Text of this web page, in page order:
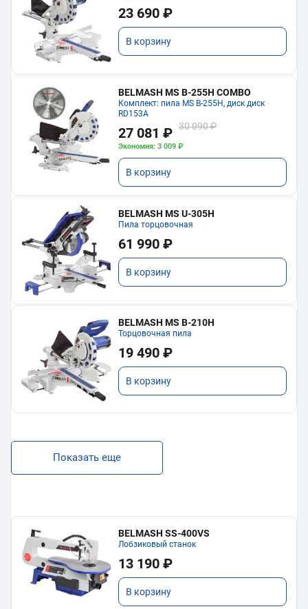
23 690 ₽
В корзину
BELMASH MS B-255H COMBO
Комплект: пила MS B-255H, диск диск
RD153A
27 081 ₽ 30 090 ₽
Экономия: 3 009 ₽
В корзину
BELMASH MS U-305H
Пила торцовочная
61 990 ₽
В корзину
BELMASH MS B-210H
Торцовочная пила
19 490 ₽
В корзину
Показать еще
BELMASH SS-400VS
Лобзиковый станок
13 190 ₽
В корзину